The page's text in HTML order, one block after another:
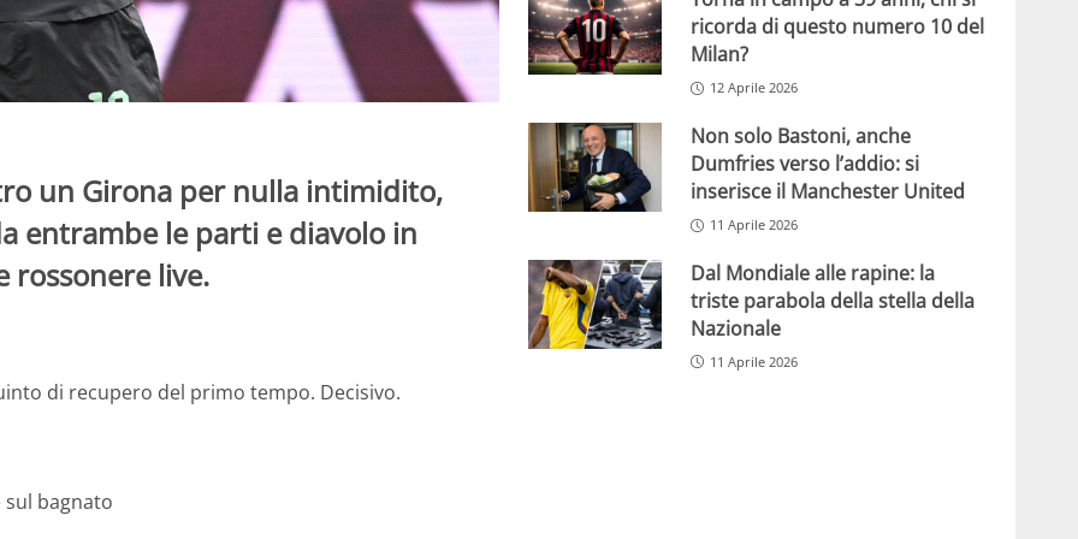
un Girona per nulla intimidito,
entrambe le parti e diavolo in
rossonere live.
di recupero del primo tempo. Decisivo.
bagnato
ricorda di questo numero 10 del
Milan?
12 Aprile 2026
Non solo Bastoni, anche
Dumfries verso l’addio: si
inserisce il Manchester United
11 Aprile 2026
Dal Mondiale alle rapine: la
triste parabola della stella della
Nazionale
11 Aprile 2026